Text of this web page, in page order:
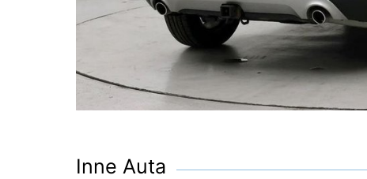
Inne Auta